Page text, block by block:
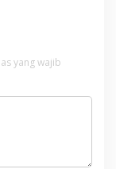
yang wajib